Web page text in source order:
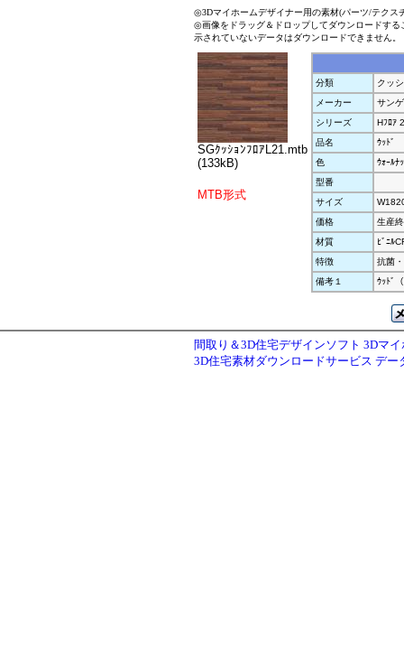
◎3Dマイホームデザイナー用の素材(パーツ/テクス
◎画像をドラッグ＆ドロップしてダウンロードす
示されていないデータはダウンロードできません。
SGｸｯｼｮﾝﾌﾛｱL21.mtb
(133kB)
MTB形式
分類
クッ
メーカー
サン
シリーズ
Hﾌﾛｱ
品名
ｳｯﾄﾞ
色
ｳｫｰﾙﾅ
型番
サイズ
価格
生産
材質
ﾋﾞﾆﾙ
特徴
抗菌
備考１
ｳｯﾄﾞ
間取り＆3D住宅デザインソフト 3Dマ
3D住宅素材ダウンロードサービス デー